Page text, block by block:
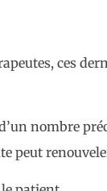
ces
nombre
peut